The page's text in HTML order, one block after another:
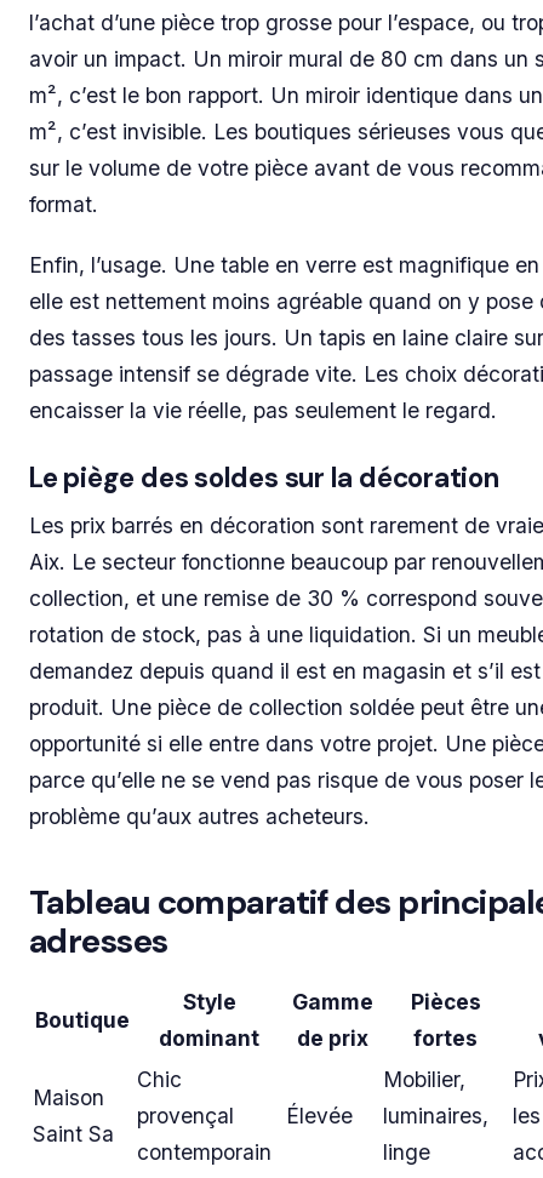
l’achat d’une pièce trop grosse pour l’espace, ou
avoir un impact. Un miroir mural de 80 cm dans un
m², c’est le bon rapport. Un miroir identique dans
m², c’est invisible. Les boutiques sérieuses vous
sur le volume de votre pièce avant de vous
format.
Enfin, l’usage. Une table en verre est magnifique
elle est nettement moins agréable quand on y pose
des tasses tous les jours. Un tapis en laine claire
passage intensif se dégrade vite. Les choix
encaisser la vie réelle, pas seulement le regard.
Le piège des soldes sur la décoration
Les prix barrés en décoration sont rarement de
Aix. Le secteur fonctionne beaucoup par
collection, et une remise de 30 % correspond
rotation de stock, pas à une liquidation. Si un
demandez depuis quand il est en magasin et s’il
produit. Une pièce de collection soldée peut être
opportunité si elle entre dans votre projet. Une
parce qu’elle ne se vend pas risque de vous poser
problème qu’aux autres acheteurs.
Tableau comparatif des
adresses
Boutique
Style
dominant
Gamme
de prix
Pièces
fortes
Maison
Saint Sa
Chic
provençal
contemporain
Élevée
Mobilier,
luminaires,
linge
les